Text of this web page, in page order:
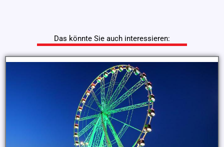
Das könnte Sie auch interessieren: